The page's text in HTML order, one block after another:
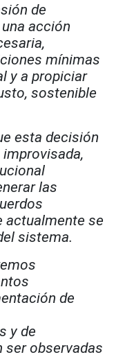
de
acción
mínimas
y a propiciar
sostenible
esta decisión
las
actualmente se
sistema.
de
y de
ser observadas